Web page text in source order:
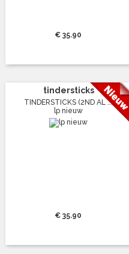
€ 35.90
tindersticks
TINDERSTICKS (2ND AL ...
lp nieuw
€ 35.90